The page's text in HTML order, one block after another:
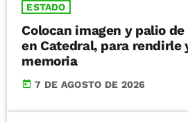
ESTADO
Colocan imagen y palio
en Catedral, para rendirle
memoria
today 7 DE AGOSTO DE 2026